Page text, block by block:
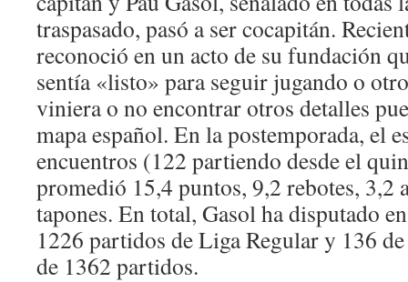
traspasado, pasó a ser cocapitán.
reconoció en un acto de su fundación
sentía «listo» para seguir jugando o
viniera o no encontrar otros detalles
mapa español. En la postemporada, el
encuentros (122 partiendo desde el
promedió 15,4 puntos, 9,2 rebotes, 3,2
tapones. En total, Gasol ha disputado
1226 partidos de Liga Regular y 136
de 1362 partidos.